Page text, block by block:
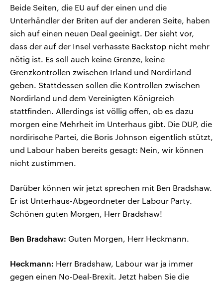
Beide Seiten, die EU auf der einen und die
Unterhändler der Briten auf der anderen Seite, haben
sich auf einen neuen Deal geeinigt. Der sieht vor,
dass der auf der Insel verhasste Backstop nicht mehr
nötig ist. Es soll auch keine Grenze, keine
Grenzkontrollen zwischen Irland und Nordirland
geben. Stattdessen sollen die Kontrollen zwischen
Nordirland und dem Vereinigten Königreich
stattfinden. Allerdings ist völlig offen, ob es dazu
morgen eine Mehrheit im Unterhaus gibt. Die DUP, die
nordirische Partei, die Boris Johnson eigentlich stützt,
und Labour haben bereits gesagt: Nein, wir können
nicht zustimmen.
Darüber können wir jetzt sprechen mit Ben Bradshaw.
Er ist Unterhaus-Abgeordneter der Labour Party.
Schönen guten Morgen, Herr Bradshaw!
Ben Bradshaw: Guten Morgen, Herr Heckmann.
Heckmann: Herr Bradshaw, Labour war ja immer
gegen einen No-Deal-Brexit. Jetzt haben Sie die